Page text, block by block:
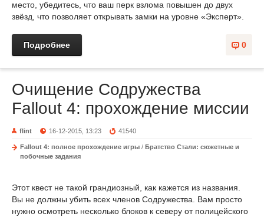
место, убедитесь, что ваш перк взлома повышен до двух
звёзд, что позволяет открывать замки на уровне «Эксперт».
0
Подробнее
Очищение Содружества
Fallout 4: прохождение миссии
flint 16-12-2015, 13:23 41540
Fallout 4: полное прохождение игры / Братство Стали: сюжетные и
побочные задания
Этот квест не такой грандиозный, как кажется из названия.
Вы не должны убить всех членов Содружества. Вам просто
нужно осмотреть несколько блоков к северу от полицейского